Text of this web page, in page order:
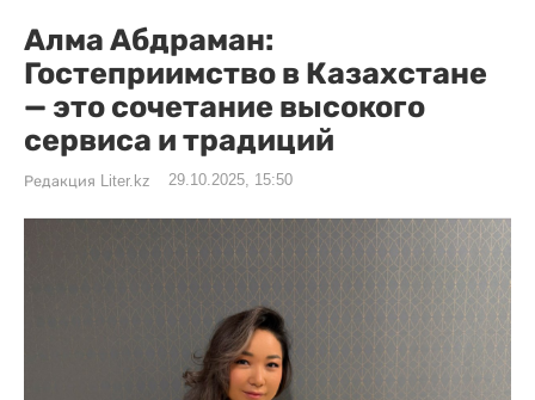
Алма Абдраман:
Гостеприимство в Казахстане
— это сочетание высокого
сервиса и традиций
Редакция Liter.kz 29.10.2025, 15:50